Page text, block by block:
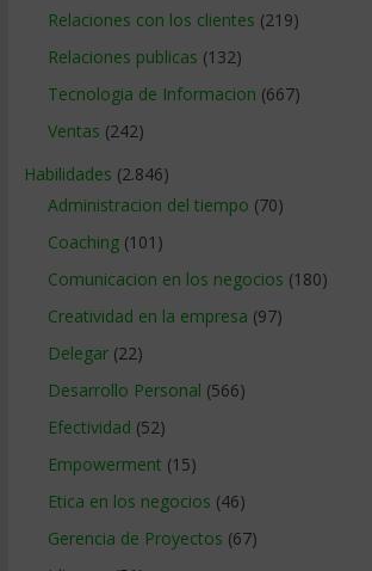
Relaciones con los clientes (219)
Relaciones publicas (132)
Tecnologia de Informacion (667)
Ventas (242)
Habilidades (2.846)
Administracion del tiempo (70)
Coaching(101)
Comunicacion en los negocios (180)
Creatividad en la empresa (97)
Delegar(22)
Desarrollo Personal (566)
Efectividad (52)
Empowerment (15)
Etica en los negocios (46)
Gerencia de Proyectos (67)